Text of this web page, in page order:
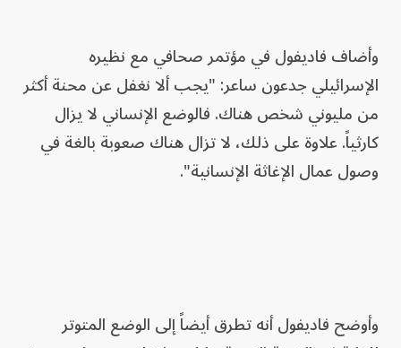
وأضاف فاديفول في مؤتمر صحافي مع ​نظيره
الإسرائيلي جدعون ساعر: "يجب ألا نغفل عن محنة ⁠أكثر
من مليوني ​شخص ​هناك. فالوضع الإنساني لا يزال
‌كارثياً. علاوة على ذلك، ​لا تزال ⁠هناك صعوبة بالغة ​في
وصول عمال ⁠الإغاثة ‌الإنسانية".
وأوضح فاديفول أنه تطرق أيضاً إلى الوضع ‌المتوتر